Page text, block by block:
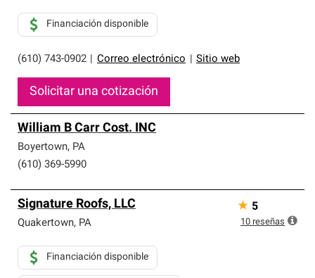
(610) 743-0902 Correo electrónico Sitio web
Financiación disponible
Solicitar una cotización
William B Carr Cost. INC
Boyertown, PA
(610) 369-5990
Signature Roofs, LLC
Quakertown, PA
Financiación disponible
★ 5
10 reseñas